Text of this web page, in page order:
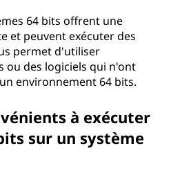
64 bits offrent une
et peuvent exécuter des
permet d'utiliser
ou des logiciels qui n'ont
environnement 64 bits.
à exécuter
sur un système